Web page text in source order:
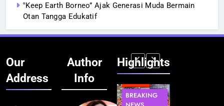
‟Keep Earth Borneo” Ajak Generasi Muda Bermain
Otan Tangga Edukatif
Our
Address
Author
Info
Highlights
BERITA
INFRASTRUKTUR
BREAKING